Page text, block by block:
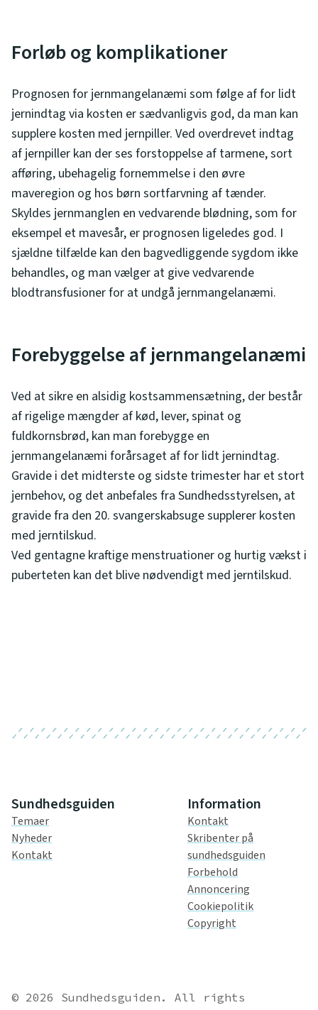
Forløb og komplikationer
Prognosen for jernmangelanæmi som følge af for lidt
jernindtag via kosten er sædvanligvis god, da man kan
supplere kosten med jernpiller. Ved overdrevet indtag
af jernpiller kan der ses forstoppelse af tarmene, sort
afføring, ubehagelig fornemmelse i den øvre
maveregion og hos børn sortfarvning af tænder.
Skyldes jernmanglen en vedvarende blødning, som for
eksempel et mavesår, er prognosen ligeledes god. I
sjældne tilfælde kan den bagvedliggende sygdom ikke
behandles, og man vælger at give vedvarende
blodtransfusioner for at undgå jernmangelanæmi.
Forebyggelse af jernmangelanæmi
Ved at sikre en alsidig kostsammensætning, der består
af rigelige mængder af kød, lever, spinat og
fuldkornsbrød, kan man forebygge en
jernmangelanæmi forårsaget af for lidt jernindtag.
Gravide i det midterste og sidste trimester har et stort
jernbehov, og det anbefales fra Sundhedsstyrelsen, at
gravide fra den 20. svangerskabsuge supplerer kosten
med jerntilskud.
Ved gentagne kraftige menstruationer og hurtig vækst i
puberteten kan det blive nødvendigt med jerntilskud.
Sundhedsguiden
Temaer
Nyheder
Kontakt
Information
Kontakt
Skribenter på
sundhedsguiden
Forbehold
Annoncering
Cookiepolitik
Copyright
© 2026 Sundhedsguiden. All rights